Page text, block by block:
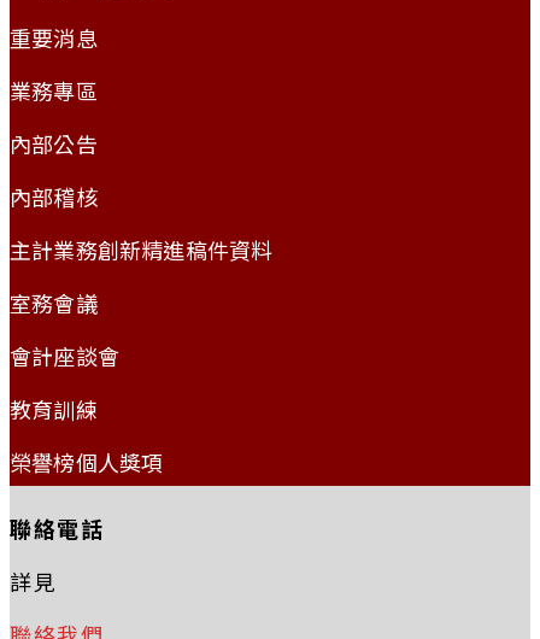
重要消息
業務專區
內部公告
內部稽核
主計業務創新精進稿件資料
室務會議
會計座談會
教育訓練
榮譽榜個人獎項
聯絡電話
詳見